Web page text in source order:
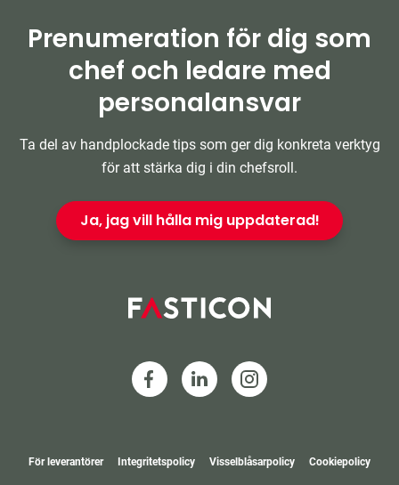
Prenumeration för dig som
chef och ledare med
personalansvar
Ta del av handplockade tips som ger dig konkreta verktyg
för att stärka dig i din chefsroll.
Ja, jag vill hålla mig uppdaterad!
För leverantörer Integritetspolicy Visselblåsarpolicy Cookiepolicy